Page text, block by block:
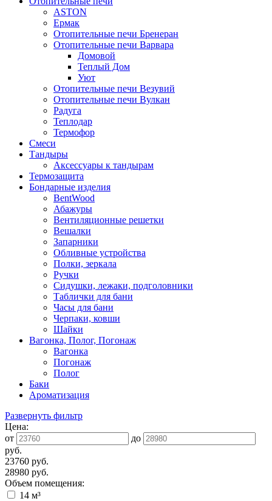
ASTON
Ермак
Отопительные печи Бренеран
Отопительные печи Варвара
Домовой
Теплый Дом
Уют
Отопительные печи Везувий
Отопительные печи Вулкан
Радуга
Теплодар
Термофор
Смеси
Тандыры
Аксессуары к тандырам
Термозащита
Бондарные изделия
BentWood
Абажуры
Вентиляционные решетки
Вешалки
Запарники
Обливные устройства
Полки, зеркала
Ручки
Сидушки, лежаки, подголовники
Таблички для бани
Часы для бани
Черпаки, ковши
Шайки
Вагонка, Полог, Погонаж
Вагонка
Погонаж
Полог
Баки
Ароматизация
Развернуть фильтр
Цена:
от
до
руб.
23760 руб.
28980 руб.
Объем помещения:
14 м³